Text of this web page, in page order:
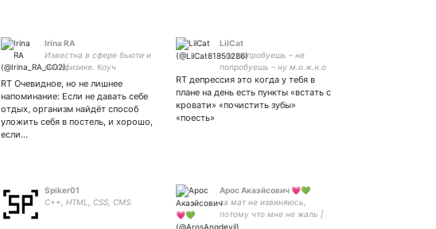
Irina RA
Известна в сфере бьюти и
метафизике. Коуч
Целитель, филантроп и
либерал. Номинант 2
Бизнес премии Magic
Award. Школа Магии.
RT Очевидное, но не лишнее
напоминание: Если не давать себе
отдых, организм найдёт способ
уложить себя в постель, и хорошо,
если…
LilCat
~не попробуешь – не
попробуешь – ну м.о.ж.н.о
попробовать🤞💒💖 ~мне
кажется, людям надо
делать выбор. ~лажаешь?
RT депрессия это когда у тебя в
плане на день есть пункты «встать с
кровати» «почистить зубы»
«поесть»
Spiker01
C++, HTML, CSS, CMS.
Арос Акаэйсович 💗💚
за мат не извиняюсь,
потому что мне не жаль |
панк | ENTP | ВЭЛФ | он/его